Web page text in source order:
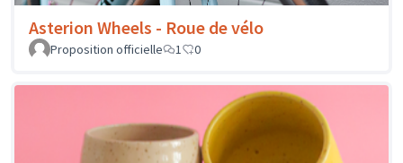
Asterion Wheels - Roue de vélo
Proposition officielle 1 0